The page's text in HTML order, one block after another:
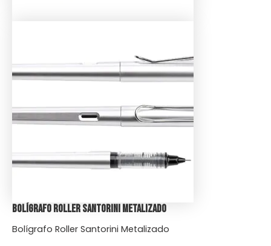
Bolígrafo Roller Santorini Metalizado
Bolígrafo Roller Santorini Metalizado